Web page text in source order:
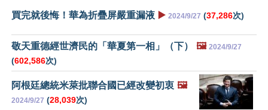
買完就後悔！華為折疊屏嚴重漏液 ▶️ 2024/9/27 (37,286次)
敬天重德經世濟民的「華夏第一相」（下） 🖼️ 2024/9/27
(602,586次)
阿根廷總統米萊批聯合國已經改變初衷 🖼️
2024/9/27 (28,039次)